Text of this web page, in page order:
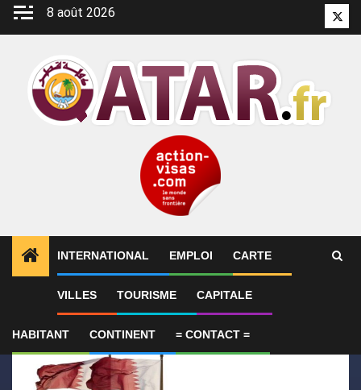
Aller
8 août 2026
INTERNATIONAL EMPLOI CARTE
VILLES TOURISME CAPITALE
HABITANT CONTINENT = CONTACT =
ALERTES INFO 1 Le Qatar condamne l’attentat